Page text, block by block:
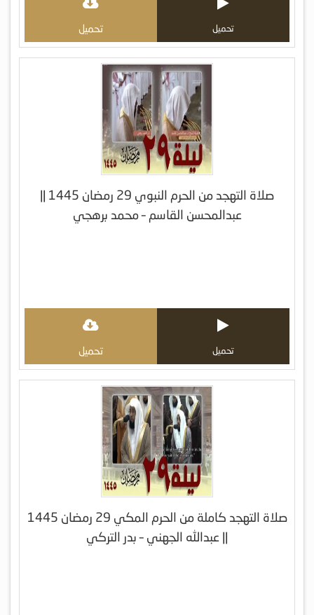
تحميل تحميل
صلاة التهجد من الحرم النبوي 29 رمضان 1445 ||
عبدالمحسن القاسم – محمد برهجي
تحميل تحميل
صلاة التهجد كاملة من الحرم المكي 29 رمضان 1445
|| عبدالله الجهني – بدر التركي